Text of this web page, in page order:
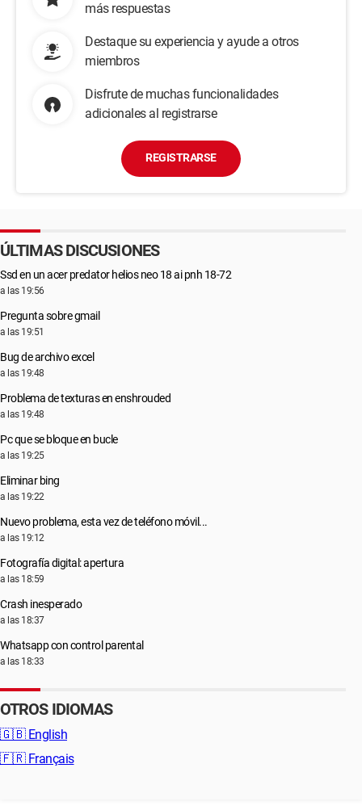
más respuestas
Destaque su experiencia y ayude a otros
miembros
Disfrute de muchas funcionalidades
adicionales al registrarse
REGISTRARSE
ÚLTIMAS DISCUSIONES
Ssd en un acer predator helios neo 18 ai pnh 18-72
a las 19:56
Pregunta sobre gmail
a las 19:51
Bug de archivo excel
a las 19:48
Problema de texturas en enshrouded
a las 19:48
Pc que se bloque en bucle
a las 19:25
Eliminar bing
a las 19:22
Nuevo problema, esta vez de teléfono móvil...
a las 19:12
Fotografía digital: apertura
a las 18:59
Crash inesperado
a las 18:37
Whatsapp con control parental
a las 18:33
OTROS IDIOMAS
🇬🇧 English
🇫🇷 Français